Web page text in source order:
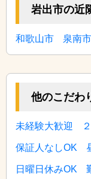
岩出市の近
和歌山市 泉南市
他のこだわ
未経験大歓迎
保証人なしOK
日曜日休みOK